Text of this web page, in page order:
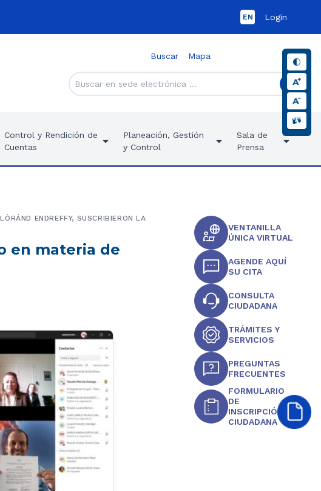
EN Login
Buscar Mapa
Control y Rendición de
Cuentas
Planeación, Gestión
y Control
Sala de
Prensa
en materia de
ENDREFFY, SUSCRIBIERON LA
VENTANILLA
ÚNICA VIRTUAL
AGENDE AQUÍ
SU CITA
CONSULTA
CIUDADANA
TRÁMITES Y
SERVICIOS
PREGUNTAS
FRECUENTES
FORMULARIO
DE
INSCRIPCIÓN
CIUDADANA